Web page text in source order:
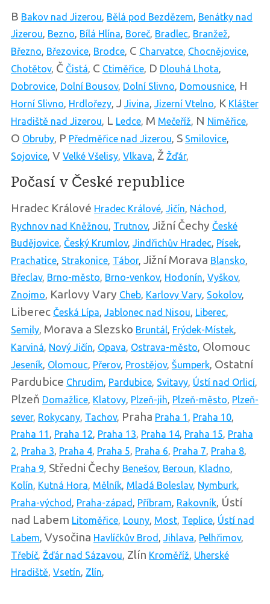
B Bakov nad Jizerou, Bělá pod Bezdězem, Benátky nad
Jizerou, Bezno, Bílá Hlína, Boreč, Bradlec, Branžež,
Březno, Březovice, Brodce, C Charvatce, Chocnějovice,
Chotětov, Č Čistá, C Ctiměřice, D Dlouhá Lhota,
Dobrovice, Dolní Bousov, Dolní Slivno, Domousnice, H
Horní Slivno, Hrdlořezy, J Jivina, Jizerní Vtelno, K Klášter
Hradiště nad Jizerou, L Ledce, M Mečeříž, N Niměřice,
O Obruby, P Předměřice nad Jizerou, S Smilovice,
Sojovice, V Velké Všelisy, Vlkava, Ž Žďár,
Počasí v České republice
Hradec Králové Hradec Králové, Jičín, Náchod ,
Rychnov nad Kněžnou, Trutnov, Jižní Čechy České
Budějovice, Český Krumlov, Jindřichův Hradec, Písek,
Prachatice, Strakonice, Tábor, Jižní Morava Blansko,
Břeclav, Brno-město, Brno-venkov, Hodonín, Vyškov,
Znojmo, Karlovy Vary Cheb, Karlovy Vary, Sokolov,
Liberec Česká Lípa, Jablonec nad Nisou, Liberec,
Semily, Morava a Slezsko Bruntál, Frýdek-Místek,
Karviná, Nový Jičín, Opava, Ostrava-město, Olomouc
Jeseník, Olomouc, Přerov, Prostějov, Šumperk, Ostatní
Pardubice Chrudim, Pardubice, Svitavy, Ústí nad Orlicí,
Plzeň Domažlice, Klatovy, Plzeň-jih, Plzeň-město, Plzeň-
sever, Rokycany, Tachov, Praha Praha 1 , Praha 10,
Praha 11 , Praha 12, Praha 13, Praha 14, Praha 15, Praha
2, Praha 3, Praha 4, Praha 5, Praha 6, Praha 7, Praha 8,
Praha 9, Středni Čechy Benešov, Beroun, Kladno,
Kolín, Kutná Hora, Mělník, Mladá Boleslav, Nymburk,
Praha-východ , Praha-západ , Příbram, Rakovník, Ústí
nad Labem Litoměřice, Louny, Most, Teplice, Ústí nad
Labem, Vysočina Havlíčkův Brod , Jihlava, Pelhřimov,
Třebíč, Žďár nad Sázavou, Zlín Kroměříž, Uherské
Hradiště, Vsetín, Zlín,